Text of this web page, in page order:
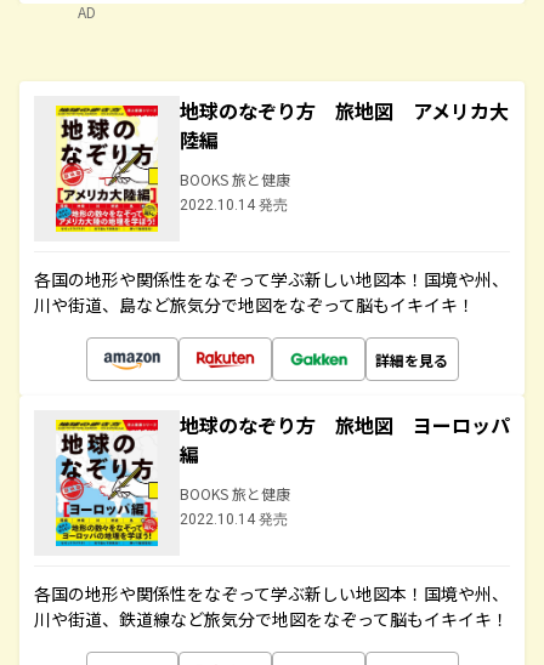
AD
地球のなぞり方 旅地図 アメリカ大
陸編
BOOKS 旅と健康
2022.10.14 発売
各国の地形や関係性をなぞって学ぶ新しい地図本！国境や州、
川や街道、島など旅気分で地図をなぞって脳もイキイキ！
詳細を見る
地球のなぞり方 旅地図 ヨーロッパ
編
BOOKS 旅と健康
2022.10.14 発売
各国の地形や関係性をなぞって学ぶ新しい地図本！国境や州、
川や街道、鉄道線など旅気分で地図をなぞって脳もイキイキ！